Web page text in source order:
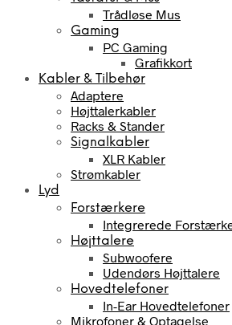
Trådløse Mus
Gaming
PC Gaming
Grafikkort
Kabler & Tilbehør
Adaptere
Højttalerkabler
Racks & Stander
Signalkabler
XLR Kabler
Strømkabler
Lyd
Forstærkere
Integrerede
Højttalere
Subwoofere
Udendørs Højttalere
Hovedtelefoner
In-Ear Hovedtelefoner
Mikrofoner & Optagelse